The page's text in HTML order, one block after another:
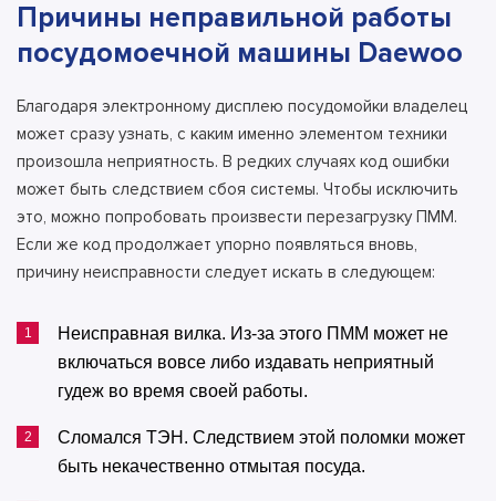
Причины неправильной работы
посудомоечной машины Daewoo
Благодаря электронному дисплею посудомойки владелец
может сразу узнать, с каким именно элементом техники
произошла неприятность. В редких случаях код ошибки
может быть следствием сбоя системы. Чтобы исключить
это, можно попробовать произвести перезагрузку ПММ.
Если же код продолжает упорно появляться вновь,
причину неисправности следует искать в следующем:
Неисправная вилка. Из-за этого ПММ может не
включаться вовсе либо издавать неприятный
гудеж во время своей работы.
Сломался ТЭН. Следствием этой поломки может
быть некачественно отмытая посуда.